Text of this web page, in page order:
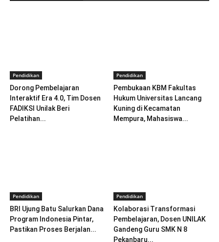
Pendidikan
Dorong Pembelajaran
Interaktif Era 4.0, Tim Dosen
FADIKSI Unilak Beri
Pelatihan...
Pendidikan
Pembukaan KBM Fakultas
Hukum Universitas Lancang
Kuning di Kecamatan
Mempura, Mahasiswa...
Pendidikan
BRI Ujung Batu Salurkan Dana
Program Indonesia Pintar,
Pastikan Proses Berjalan...
Pendidikan
Kolaborasi Transformasi
Pembelajaran, Dosen UNILAK
Gandeng Guru SMK N 8
Pekanbaru...